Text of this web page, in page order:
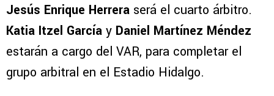
Jesús Enrique Herrera será el cuarto árbitro.
Katia Itzel García y Daniel Martínez Méndez
estarán a cargo del VAR, para completar el
grupo arbitral en el Estadio Hidalgo.